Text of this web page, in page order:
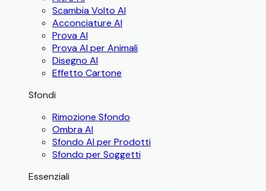
Scambia Volto AI
Acconciature AI
Prova AI
Prova AI per Animali
Disegno AI
Effetto Cartone
Sfondi
Rimozione Sfondo
Ombra AI
Sfondo AI per Prodotti
Sfondo per Soggetti
Essenziali